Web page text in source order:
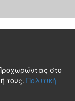
στο
τους. Πολιτική